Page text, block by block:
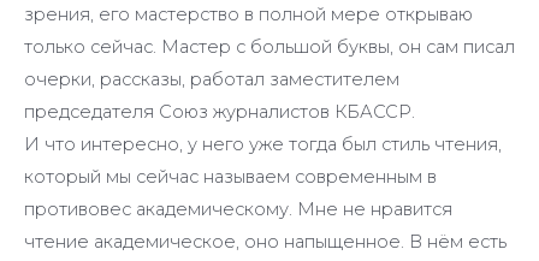
зрения, его мастерство в полной мере открываю
только сейчас. Мастер с большой буквы, он сам писал
очерки, рассказы, работал заместителем
председателя Союз журналистов КБАССР.
И что интересно, у него уже тогда был стиль чтения,
который мы сейчас называем современным в
противовес академическому. Мне не нравится
чтение академическое, оно напыщенное. В нём есть